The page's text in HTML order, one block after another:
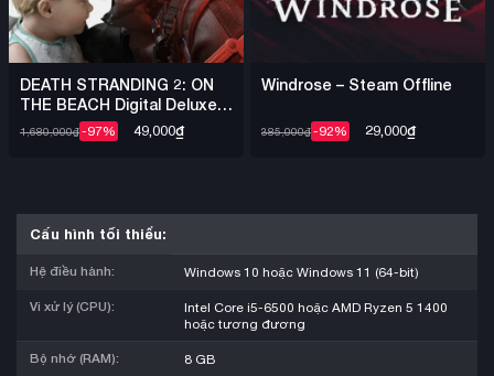
DEATH STRANDING 2: ON
THE BEACH Digital Deluxe +
Việt Hóa – Steam Offline
1,680,000₫-97% 49,000₫
Windrose – Steam Offline
385,000₫-92% 29,000₫
Cấu hình tối thiểu:
Hệ điều hành: Windows 10 hoặc Windows 11 (64-bit)
Vi xử lý (CPU):
Intel Core i5-6500 hoặc AMD Ryzen 5 1400
hoặc tương đương
Bộ nhớ (RAM): 8 GB